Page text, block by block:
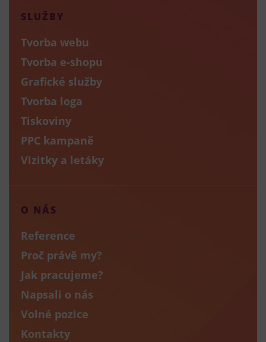
SLUŽBY
Tvorba webu
Tvorba e-shopu
Grafické služby
Tvorba loga
Tiskoviny
PPC kampaně
Vizitky a letáky
O NÁS
Reference
Proč právě my?
Jak pracujeme?
Napsali o nás
Volné pozice
Kontakty